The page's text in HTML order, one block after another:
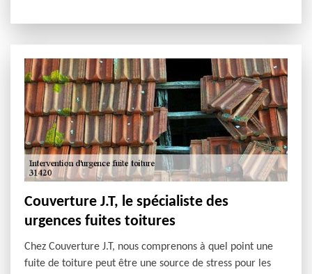
Couverture J.T, le spécialiste des
urgences fuites toitures
Chez Couverture J.T, nous comprenons à quel point une
fuite de toiture peut être une source de stress pour les